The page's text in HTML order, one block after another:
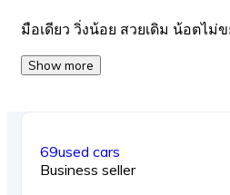
มือเดียว วิ่งน้อย สวยเดิม น้อตไม่
Show more
69used cars
Business seller